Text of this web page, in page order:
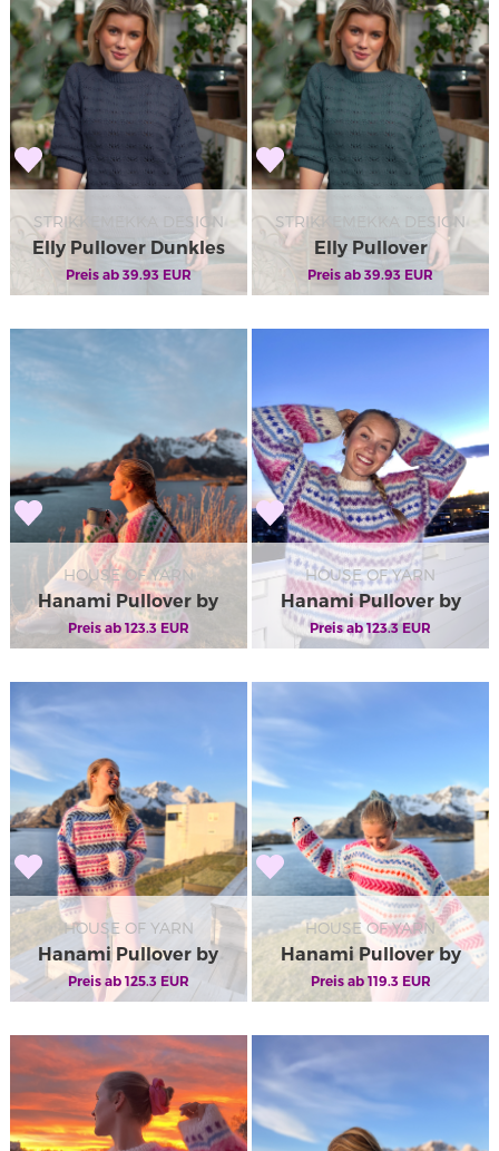
STRIKKEMEKKA DESIGN
Elly Pullover Dunkles
Petrol
Preis ab 39.93EUR
STRIKKEMEKKA DESIGN
Elly Pullover
Preis ab 39.93 EUR
HOUSE OF YARN
Hanami Pullover by
Ingrid Raadim X HOY
Preis ab 123.3EUR
HOUSE OF YARN
Hanami Pullover by
Ingrid Raadim X HOY
Preis ab 123.3EUR
HOUSE OF YARN
Hanami Pullover by
Ingrid Raadim X HOY
Preis ab 125.3EUR
HOUSE OF YARN
Hanami Pullover by
Ingrid Raadim X HOY
Preis ab 119.3EUR